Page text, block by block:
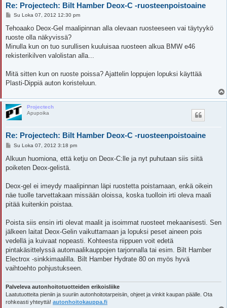
Re: Projectech: Bilt Hamber Deox-C -ruosteenpoistoaine
V
e
t
i
Su Loka 07, 2012 12:30 pm
Tehoaako Deox-Gel maalipinnan alla olevaan ruosteeseen vai täytyykö
ruoste olla näkyvissä?
Minulla kun on tuo surullisen kuuluisaa ruosteen alkua BMW e46
rekisterikilven valolistan alla...
Mitä sitten kun on ruoste poissa? Ajattelin loppujen lopuksi käyttää
Plasti-Dippiä auton koristeluun.
l
Projectech
Apupoika
Re: Projectech: Bilt Hamber Deox-C -ruosteenpoistoaine
V
e
t
Su Loka 07, 2012 3:18 pm
Alkuun huomiona, että ketju on Deox-C:lle ja nyt puhutaan siis siitä
poiketen Deox-gelistä.
Deox-gel ei imeydy maalipinnan läpi ruostetta poistamaan, enkä oikein
näe tuolle tarvettakaan missään oloissa, koska tuolloin irti oleva maali
pitää kuitenkin poistaa.
Poista siis ensin irti olevat maalit ja isoimmat ruosteet mekaanisesti. Sen
jälkeen laitat Deox-Gelin vaikuttamaan ja lopuksi peset aineen pois
vedellä ja kuivaat nopeasti. Kohteesta riippuen voit edetä
pintakäsittelyssä automaalikauppojen tarjonnalla tai esim. Bilt Hamber
Electrox -sinkkimaalilla. Bilt Hamber Hydrate 80 on myös hyvä
vaihtoehto pohjustukseen.
Palveleva autonhoitotuotteiden erikoisliike
Laatutuotteita pieniin ja suuriin autonhoitotarpeisiin, ohjeet ja vinkit kaupan päälle. Ota
rohkeasti yhteyttä! autonhoitokauppa.fi